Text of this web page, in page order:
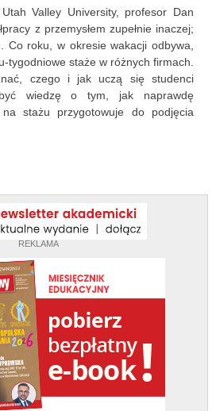
REKLAMA
Valley University, profesor Dan
z przemysłem zupełnie inaczej;
Co roku, w okresie wakacji odbywa,
tygodniowe staże w różnych firmach.
czego i jak uczą się studenci
wiedzę o tym, jak naprawdę
stażu przygotowuje do podjęcia